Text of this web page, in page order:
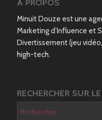
A PROPOS
Minuit Douze est une
Marketing d’Influence et
Divertissement (jeu
high-tech.
RECHERCHER SUR